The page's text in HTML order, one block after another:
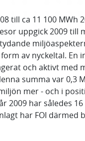
till ca 11 100
uppgick 2009 till
av nyckeltal.
och aktivt med
summa var
mer - och i
2009 har således
har FOI därmed